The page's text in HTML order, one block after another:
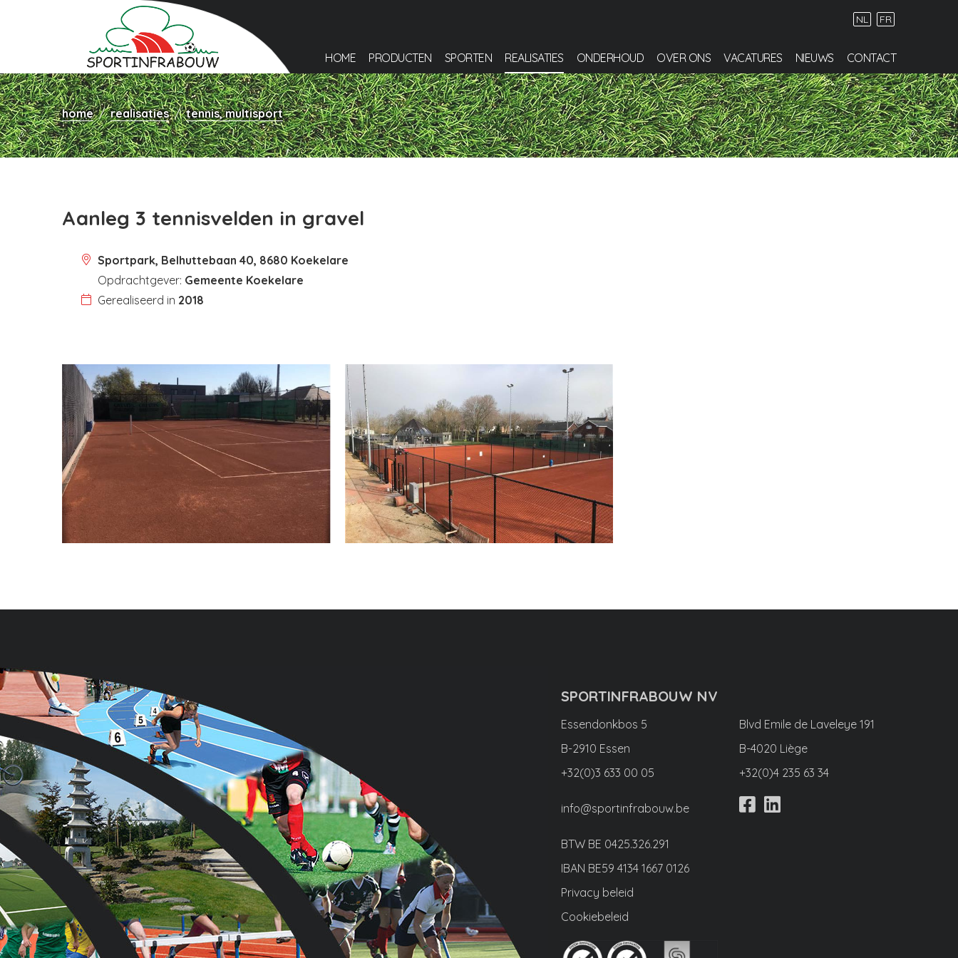
NL FR
HOME PRODUCTEN SPORTEN REALISATIES ONDERHOUD OVER ONS VACATURES NIEUWS CONTACT
home realisaties tennis, multisport
Aanleg 3 tennisvelden in gravel
Sportpark, Belhuttebaan 40, 8680 Koekelare
Opdrachtgever: Gemeente Koekelare
Gerealiseerd in 2018
SPORTINFRABOUW NV
Essendonkbos 5
B-2910 Essen
+32(0)3 633 00 05
Blvd Emile de Laveleye 191
B-4020 Liège
+32(0)4 235 63 34
info@sportinfrabouw.be
BTW BE 0425.326.291
IBAN BE59 4134 1667 0126
Privacy beleid
Cookiebeleid